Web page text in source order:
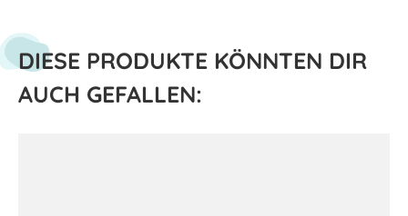
DIESE PRODUKTE KÖNNTEN DIR
AUCH GEFALLEN: